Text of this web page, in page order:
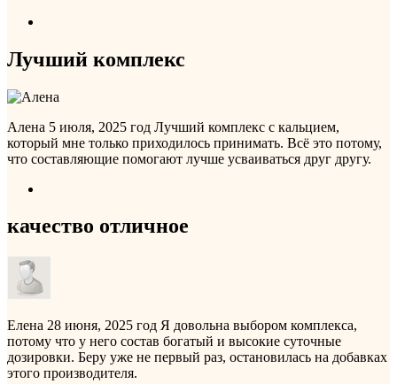
Лучший комплекс
Алена 5 июля, 2025 год Лучший комплекс с кальцием,
который мне только приходилось принимать. Всё это потому,
что составляющие помогают лучше усваиваться друг другу.
качество отличное
Елена 28 июня, 2025 год Я довольна выбором комплекса,
потому что у него состав богатый и высокие суточные
дозировки. Беру уже не первый раз, остановилась на добавках
этого производителя.